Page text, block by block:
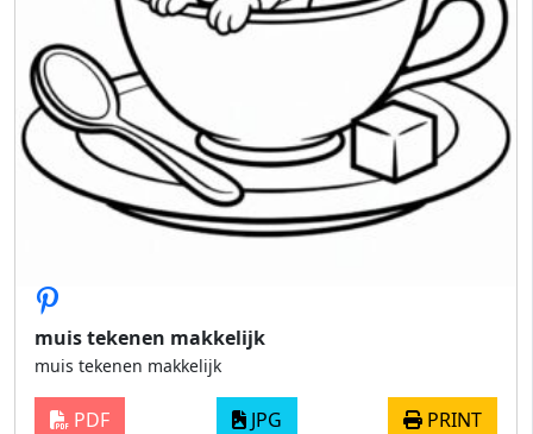
muis tekenen makkelijk
muis tekenen makkelijk
PDF JPG PRINT